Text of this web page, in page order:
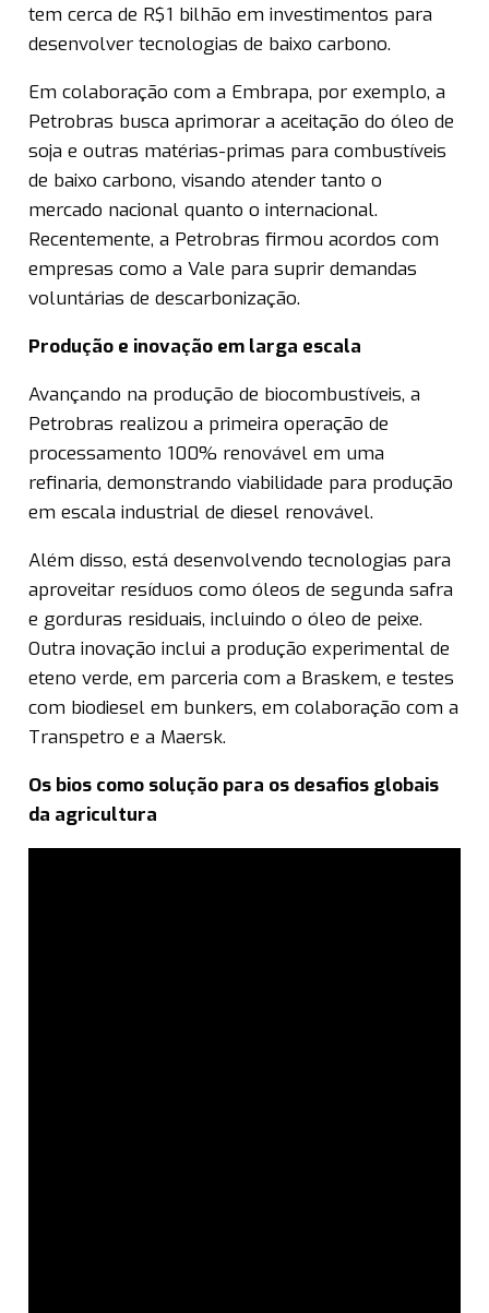
tem cerca de R$1 bilhão em investimentos para
desenvolver tecnologias de baixo carbono.
Em colaboração com a Embrapa, por exemplo, a
Petrobras busca aprimorar a aceitação do óleo de
soja e outras matérias-primas para combustíveis
de baixo carbono, visando atender tanto o
mercado nacional quanto o internacional.
Recentemente, a Petrobras firmou acordos com
empresas como a Vale para suprir demandas
voluntárias de descarbonização.
Produção e inovação em larga escala
Avançando na produção de biocombustíveis, a
Petrobras realizou a primeira operação de
processamento 100% renovável em uma
refinaria, demonstrando viabilidade para produção
em escala industrial de diesel renovável.
Além disso, está desenvolvendo tecnologias para
aproveitar resíduos como óleos de segunda safra
e gorduras residuais, incluindo o óleo de peixe.
Outra inovação inclui a produção experimental de
eteno verde, em parceria com a Braskem, e testes
com biodiesel em bunkers, em colaboração com a
Transpetro e a Maersk.
Os bios como solução para os desafios globais
da agricultura